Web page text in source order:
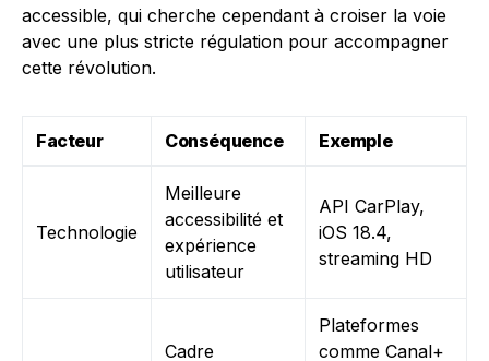
accessible, qui cherche cependant à croiser la voie
avec une plus stricte régulation pour accompagner
cette révolution.
Facteur Conséquence Exemple
Technologie
Meilleure
accessibilité et
expérience
utilisateur
API CarPlay,
iOS 18.4,
streaming HD
Cadre
Plateformes
comme Canal+